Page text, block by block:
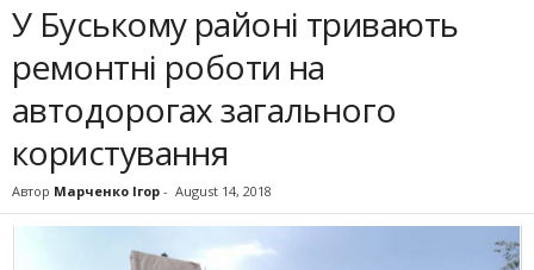
У Буському районі тривають
ремонтні роботи на
автодорогах загального
користування
Автор Марченко Ігор - August 14, 2018